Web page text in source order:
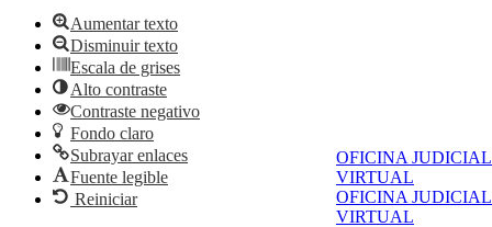
OFICINA JUDICIAL
VIRTUAL
OFICINA JUDICIAL
VIRTUAL
Aumentar texto
Disminuir texto
Escala de grises
Alto contraste
Contraste negativo
Fondo claro
Subrayar enlaces
Fuente legible
Reiniciar